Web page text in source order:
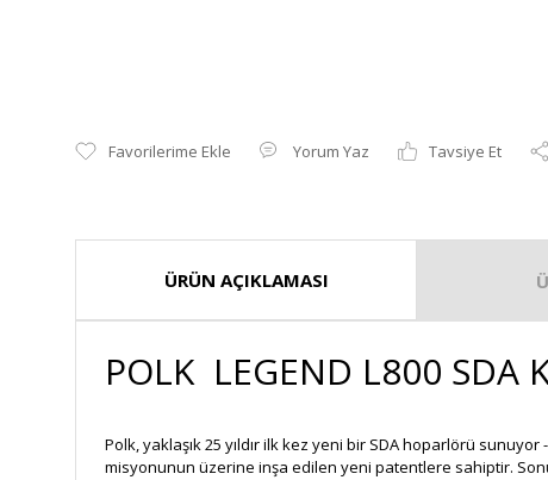
Yorum Yaz Tavsiye Et
ÜRÜN AÇIKLAMASI
POLK LEGEND L800
Polk, yaklaşık 25 yıldır ilk kez yeni bir SDA hoparlörü
misyonunun üzerine inşa edilen yeni patentlere sahiptir.